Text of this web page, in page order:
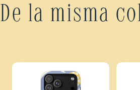
De la misma